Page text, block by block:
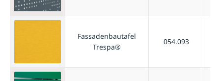
Fassadenbautafel
Trespa®
054.093